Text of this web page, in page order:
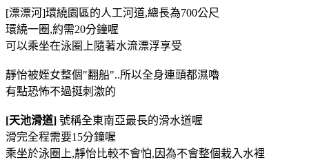
[漂漂河]環繞園區的人工河道,總長為700公尺
環繞一圈,約需20分鐘喔
可以乘坐在泳圈上隨著水流漂浮享受
靜怡被姪女整個"翻船"..所以全身連頭都濕嚕
有點恐怖不過挺刺激的
[天池滑道] 號稱全東南亞最長的滑水道喔
滑完全程需要15分鐘喔
乘坐於泳圈上,靜怡比較不會怕,因為不會整個栽入水裡